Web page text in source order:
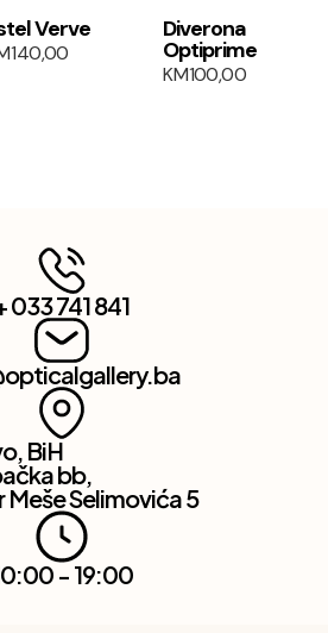
Verve
140,00
Diverona
Optiprime
KM100,00
033 741 841
BiH
bb,
Meše Selimovića 5
- 19:00